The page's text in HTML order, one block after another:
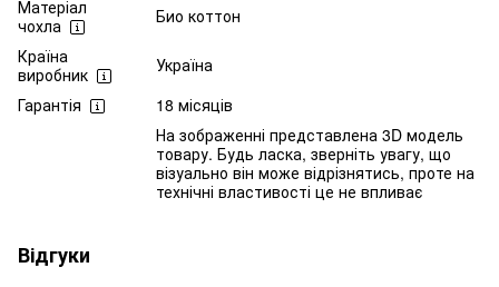
Матеріал
чохла
Био коттон
Країна
виробник
Україна
Гарантія
18 місяців
На зображенні представлена 3D модель
товару. Будь ласка, зверніть увагу, що
візуально він може відрізнятись, проте на
технічні властивості це не впливає
Відгуки